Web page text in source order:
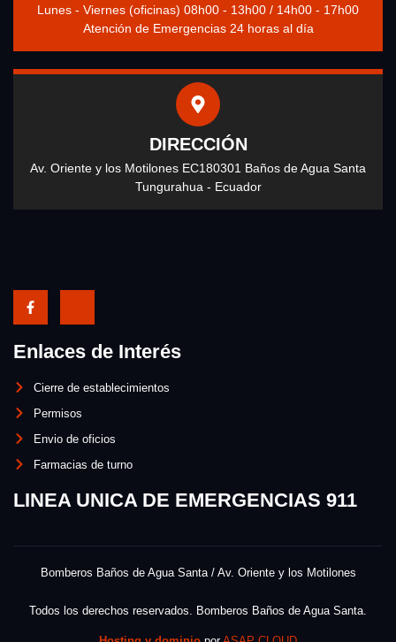
Lunes - Viernes (oficinas) 08h00 - 13h00 / 14h00 - 17h00
Atención de Emergencias 24 horas al día
DIRECCIÓN
Av. Oriente y los Motilones EC180301 Baños de Agua Santa
Tungurahua - Ecuador
Enlaces de Interés
Cierre de establecimientos
Permisos
Envio de oficios
Farmacias de turno
LINEA UNICA DE EMERGENCIAS 911
Bomberos Baños de Agua Santa / Av. Oriente y los Motilones
Todos los derechos reservados. Bomberos Baños de Agua Santa.